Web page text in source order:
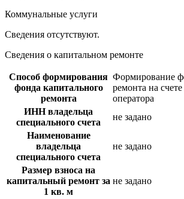
Коммунальные услуги
Сведения отсутствуют.
Сведения о капитальном ремонте
Способ формирования
фонда капитального
ремонта
Формирование
ремонта на
оператора
ИНН владельца
специального счета
не задано
Наименование
владельца
специального счета
не задано
Размер взноса на
капитальный ремонт за
1 кв. м
не задано